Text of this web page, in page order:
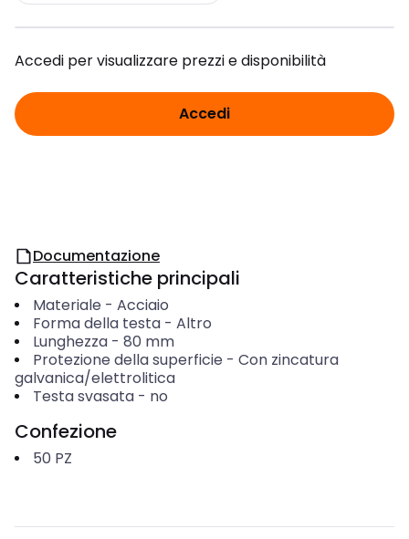
Accedi per visualizzare prezzi e disponibilità
Accedi
Documentazione
Caratteristiche principali
Materiale - Acciaio
Forma della testa- Altro
Lunghezza- 80 mm
Protezione della superficie - Con zincatura
galvanica/elettrolitica
Testa svasata- no
Confezione
50 PZ